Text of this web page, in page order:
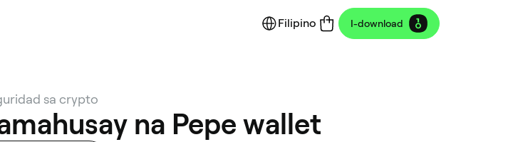
Filipino I-download
sa crypto
na Pepe wallet